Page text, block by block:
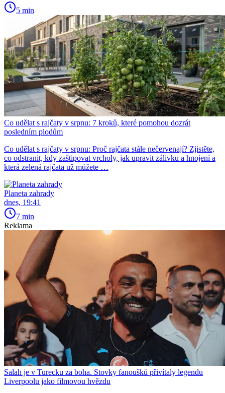
5 min
Co udělat s rajčaty v srpnu: 7 kroků, které pomohou dozrát
posledním plodům
Co udělat s rajčaty v srpnu: Proč rajčata stále nečervenají? Zjistěte,
co odstranit, kdy zaštipovat vrcholy, jak upravit zálivku a hnojení a
která zelená rajčata už můžete …
Planeta zahrady
dnes, 19:41
7 min
Reklama
Salah je v Turecku za boha. Stovky fanoušků přivítaly legendu
Liverpoolu jako filmovou hvězdu